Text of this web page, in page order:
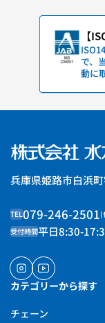
【
で、
動に
兵庫県姫路市白浜
TEL079-246-2501(
受付時間平日8:30-
インスタグラム ユーチューブ
カテゴリーから探す
チェーン